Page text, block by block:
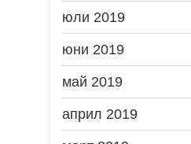
юли 2019
юни 2019
май 2019
април 2019